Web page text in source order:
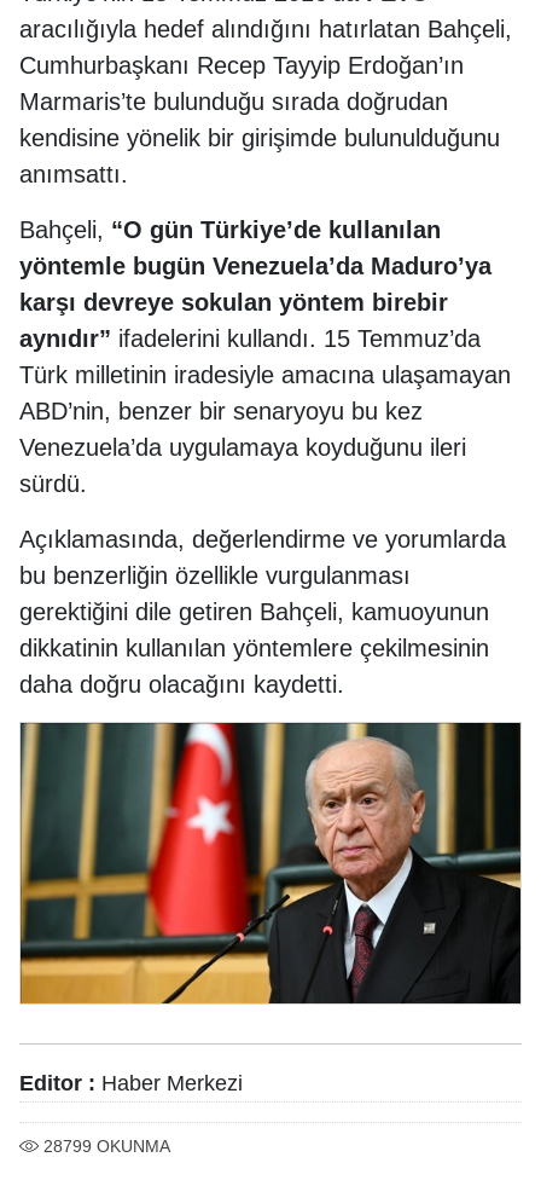
aracılığıyla hedef alındığını hatırlatan Bahçeli,
Cumhurbaşkanı Recep Tayyip Erdoğan’ın
Marmaris’te bulunduğu sırada doğrudan
kendisine yönelik bir girişimde bulunulduğunu
anımsattı.
Bahçeli, “O gün Türkiye’de kullanılan
yöntemle bugün Venezuela’da Maduro’ya
karşı devreye sokulan yöntem birebir
aynıdır” ifadelerini kullandı. 15 Temmuz’da
Türk milletinin iradesiyle amacına ulaşamayan
ABD’nin, benzer bir senaryoyu bu kez
Venezuela’da uygulamaya koyduğunu ileri
sürdü.
Açıklamasında, değerlendirme ve yorumlarda
bu benzerliğin özellikle vurgulanması
gerektiğini dile getiren Bahçeli, kamuoyunun
dikkatinin kullanılan yöntemlere çekilmesinin
daha doğru olacağını kaydetti.
Editor : Haber Merkezi
28799 OKUNMA